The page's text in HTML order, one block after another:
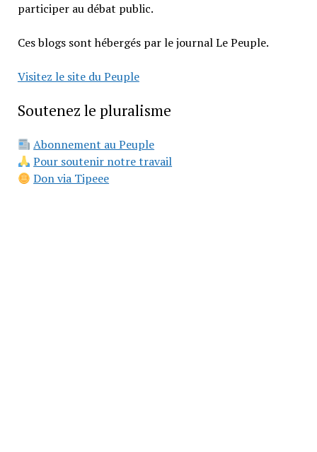
participer au débat public.
Ces blogs sont hébergés par le journal Le Peuple.
Visitez le site du Peuple
Soutenez le pluralisme
Abonnement au Peuple
Pour soutenir notre travail
Don via Tipeee